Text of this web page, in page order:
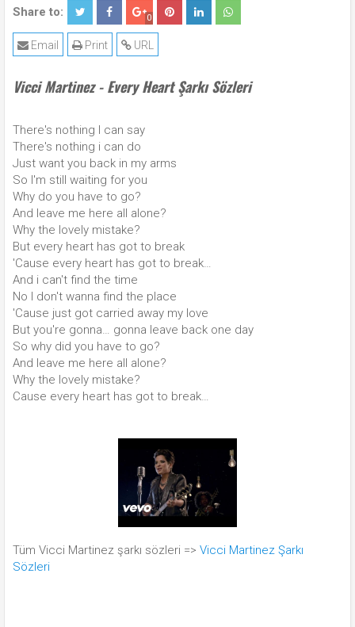
Share to: 0
URL
Print
Email
Vicci Martinez - Every Heart Şarkı Sözleri
There's nothing I can say
There's nothing i can do
Just want you back in my arms
So I'm still waiting for you
Why do you have to go?
And leave me here all alone?
Why the lovely mistake?
But every heart has got to break
'Cause every heart has got to break…
And i can't find the time
No I don't wanna find the place
'Cause just got carried away my love
But you're gonna… gonna leave back one day
So why did you have to go?
And leave me here all alone?
Why the lovely mistake?
Cause every heart has got to break…
Tüm Vicci Martinez şarkı sözleri => Vicci Martinez Şarkı
Sözleri